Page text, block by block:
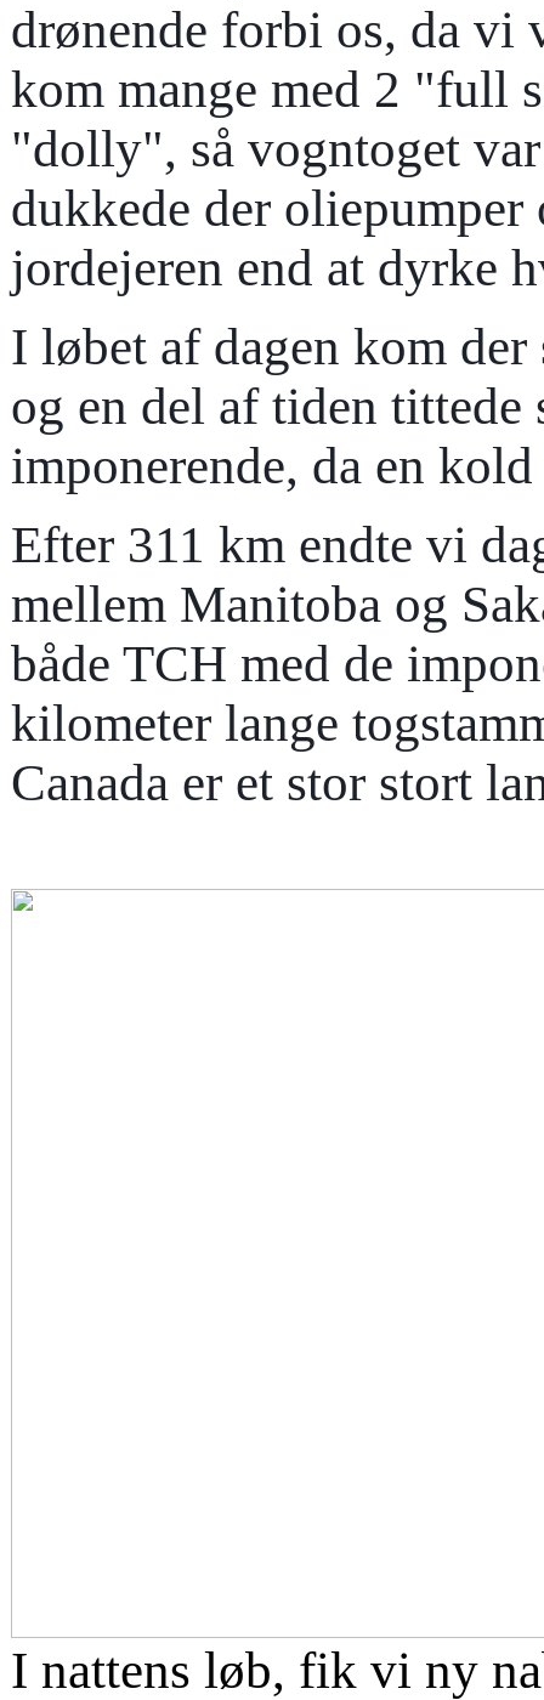
drønende forbi os, da vi
kom mange med 2 "full
"dolly", så vogntoget
dukkede der
jordejeren end at dyrke
I løbet af dagen kom
og en del af tiden tittede
imponerende, da en
Efter 311 km endte vi
mellem Manitoba og
både TCH med de
kilometer lange
Canada er et stor stort
I nattens løb, fik vi ny